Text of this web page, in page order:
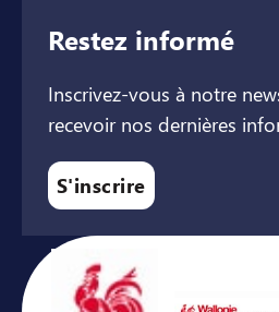
Restez informé
Inscrivez-vous à notre
recevoir nos dernières
S'inscrire
Avec le soutien de ...